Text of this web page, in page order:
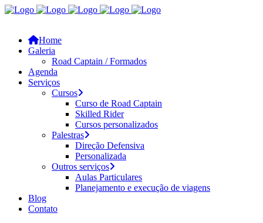
Home
Galeria
Road Captain / Formados
Agenda
Serviços
Cursos
Curso de Road Captain
Skilled Rider
Cursos personalizados
Palestras
Direção Defensiva
Personalizada
Outros serviços
Aulas Particulares
Planejamento e execução de viagens
Blog
Contato